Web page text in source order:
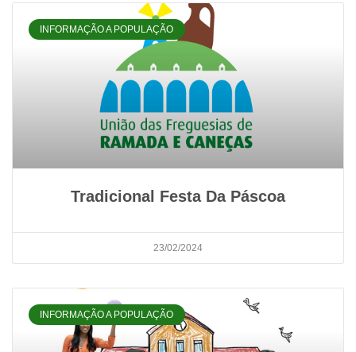
INFORMAÇÃO A POPULAÇÃO
Tradicional Festa Da Páscoa
23/02/2024
INFORMAÇÃO A POPULAÇÃO